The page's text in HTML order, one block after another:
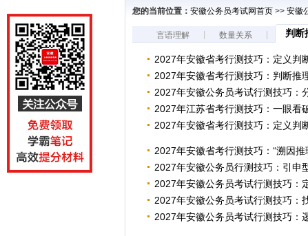
您的当前位置： 安徽公务员考试网首页 >> 安徽
言语理解 数量关系 判断
2027年安徽省考行测技巧：定义判
2027年安徽省考行测技巧：判断推
2027年安徽公务员考试行测技巧：
2027年江苏省考行测技巧：一眼看
2027年安徽省考行测技巧：定义判
2027年安徽省考行测技巧：“溯因推
2027年安徽公务员行测技巧：引申
2027年安徽公务员考试行测技巧：
2027年安徽公务员考试行测技巧：
2027年安徽公务员考试行测技巧：